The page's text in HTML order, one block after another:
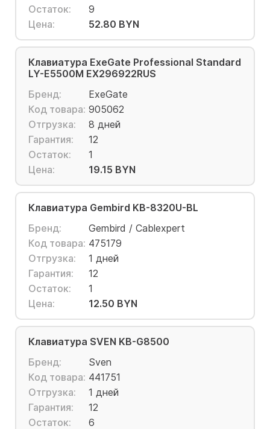
Остаток:
9
Цена:
52.80 BYN
Клавиатура ExeGate Professional Standard
LY-E5500M EX296922RUS
Бренд:
ExeGate
Код товара: 905062
Отгрузка:
8 дней
Гарантия:
12
Остаток:
1
Цена:
19.15 BYN
Клавиатура Gembird KB-8320U-BL
Бренд:
Gembird / Cablexpert
Код товара: 475179
Отгрузка:
1 дней
Гарантия:
12
Остаток:
1
Цена:
12.50 BYN
Клавиатура SVEN KB-G8500
Бренд:
Sven
Код товара: 441751
Отгрузка:
1 дней
Гарантия:
12
Остаток:
6